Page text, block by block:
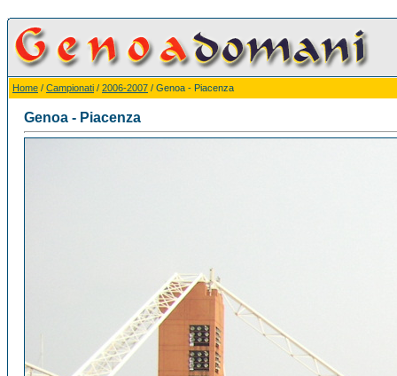
Home / Campionati / 2006-2007 / Genoa - Piacenza
Genoa - Piacenza